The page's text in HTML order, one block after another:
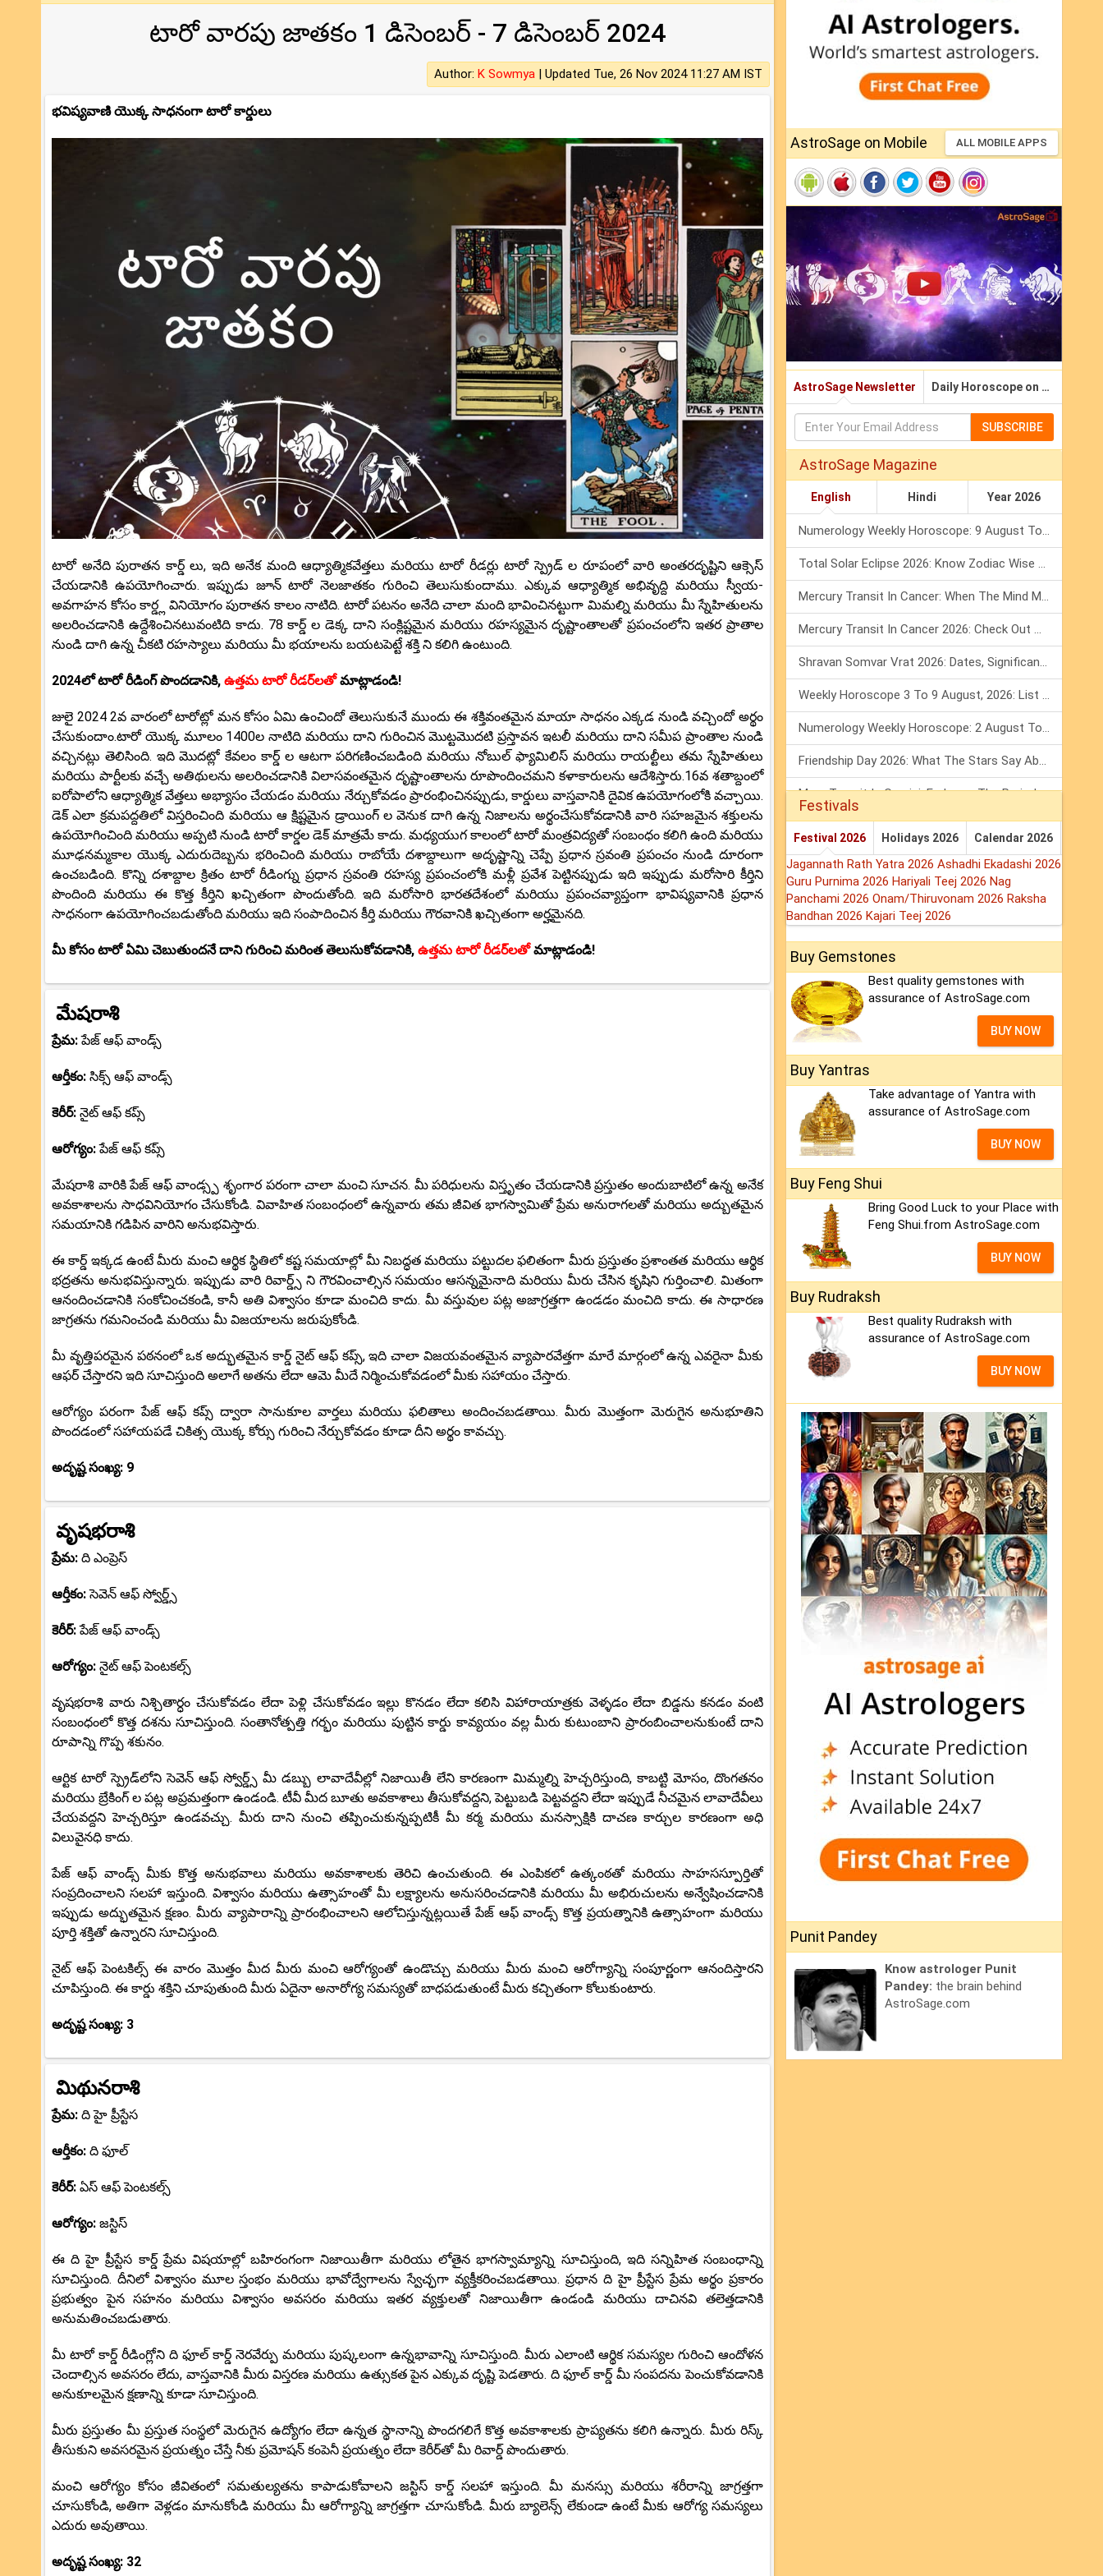
టారో వారపు జాతకం 1 డిసెంబర్ - 7 డిసెంబర్ 2024
Author: K Sowmya | Updated Tue, 26 Nov 2024 11:27 AM IST
భవిష్యవాణి యొక్క సాధనంగా టారో కార్డులు
టారో అనేది పురాతన కార్డ్ లు, ఇది అనేక మంది ఆధ్యాత్మికవేత్తలు మరియు టారో రీడర్లు టారో స్ప్రెడ్ ల రూపంలో వారి అంతరదృష్టిని ఆక్సెస్
చేయడానికి ఉపయోగించారు. ఇప్పుడు జూన్ టారో నెలజాతకం గురించి తెలుసుకుందాము. ఎక్కువ ఆధ్యాత్మిక అభివృద్ది మరియు స్వీయ-
అవగాహన కోసం కార్డ్ల వినియోగం పురాతన కాలం నాటిది. టారో పటనం అనేది చాలా మంది భావించినట్టుగా మిమల్ని మరియు మీ స్నేహితులను
అలరించడానికి ఉద్దేశించినటువంటిది కాదు. 78 కార్డ్ ల డెక్క దాని సంక్లిష్టమైన మరియు రహస్యమైన దృష్టాంతాలతో ప్రపంచంలోని ఇతర ప్రాతాల
నుండి దాగి ఉన్న చీకటి రహస్యాలు మరియు మీ భయాలను బయటపెట్టే శక్తి ని కలిగి ఉంటుంది.
2024లో టారో రీడింగ్ పొందడానికి, ఉత్తమ టారో రీడర్‌లతోమాట్లాడండి!
జులై 2024 2వ వారంలో టారోట్లో మన కోసం ఏమి ఉంచిందో తెలుసుకునే ముందు ఈ శక్తివంతమైన మాయా సాధనం ఎక్కడ నుండి వచ్చిందో అర్థం
చేసుకుందాం.టారో యొక్క మూలం 1400ల నాటిది మరియు దాని గురించిన మొట్టమొదటి ప్రస్తావన ఇటలీ మరియు దాని సమీప ప్రాంతాల నుండి
వచ్చినట్లు తెలిసింది. ఇది మొదట్లో కేవలం కార్డ్ ల ఆటగా పరిగణించబడింది మరియు నోబుల్ ఫ్యామిలిస్ మరియు రాయల్టీలు తమ స్నేహితులు
మరియు పార్టీలకు వచ్చే అతిథులను అలరించడానికి విలాసవంతమైన దృష్టాంతాలను రూపొందించమని కళాకారులను ఆదేశిస్తారు.16వ శతాబ్దంలో
ఐరోపాలోని ఆధ్యాత్మిక వేత్తలు అభ్యాసం చేయడం మరియు నేర్చుకోవడం ప్రారంభించినప్పుడు, కార్డులు వాస్తవానికి దైవిక ఉపయోగంలోకి వచ్చాయి.
డెక్ ఎలా క్రమపద్దతిలో విస్తరించింది మరియు ఆ క్షిష్టమైన డ్రాయింగ్ ల వెనుక దాగి ఉన్న నిజాలను అర్థంచేసుకోవడానికి వారి సహజమైన శక్తులను
ఉపయోగించింది మరియు అప్పటి నుండి టారో కార్డల డెక్ మాత్రమే కాదు. మధ్యయుగ కాలంలో టారో మంత్రవిద్యతో సంబంధం కలిగి ఉంది మరియు
మూఢనమ్మకాల యొక్క ఎదురుదెబ్బను భరించింది మరియు రాబోయే దశాబ్దాలుగా అదృష్టాన్ని చెప్పే ప్రధాన స్రవంతి ప్రపంచం నుండి దూరంగా
ఉంచబడింది. కొన్ని దశాబ్దాల క్రితం టారో రీడింగ్ను ప్రధాన స్రవంతి రహస్య ప్రపంచంలోకి మళ్లీ ప్రవేశ పెట్టినప్పుడు ఇది ఇప్పుడు మరోసారి కీర్తిని
పొందింది మరియు ఈ కొత్త కీర్తిని ఖచ్చితంగా పొందుతోంది. ఇది మరోసారి భారతదేశంలో మరియు ప్రపంచవ్యాప్తంగా భావిష్యవానికి ప్రధాన
సాధనంగా ఉపయోగించబడుతోంది మరియు ఇది సంపాదించిన కీర్తి మరియు గౌరవానికి ఖచ్చితంగా అర్హమైనది.
మీ కోసం టారో ఏమి చెబుతుందనే దాని గురించి మరింత తెలుసుకోవడానికి, ఉత్తమ టారో రీడర్‌లతోమాట్లాడండి!
మేషరాశి
ప్రేమ:పేజ్ ఆఫ్ వాండ్స్
ఆర్తీకం: సిక్స్ ఆఫ్ వాండ్స్
కెరీర్: నైట్ ఆఫ్ కప్స్
ఆరోగ్యం:పేజ్ ఆఫ్ కప్స్
మేషరాశి వారికి పేజ్ ఆఫ్ వాండ్స్ప శృంగార పరంగా చాలా మంచి సూచన. మీ పరిధులను విస్తృతం చేయడానికి ప్రస్తుతం అందుబాటిలో ఉన్న అనేక
అవకాశాలను సాధవినియోగం చేసుకోండి. వివాహిత సంబంధంలో ఉన్నవారు తమ జీవిత భాగస్వామితో ప్రేమ అనురాగలతో మరియు అద్బుతమైన
సమయానికి గడిపిన వారిని అనుభవిస్తారు.
ఈ కార్డ్ ఇక్కడ ఉంటే మీరు మంచి ఆర్థిక స్థితిలో కష్ట సమయాల్లో మీ నిబద్ధత మరియు పట్టుదల ఫలితంగా మీరు ప్రస్తుతం ప్రశాంతత మరియు ఆర్థిక
భద్రతను అనుభవిస్తున్నారు. ఇప్పుడు వారి రివార్డ్స్ ని గౌరవించాల్సిన సమయం ఆసన్నమైనాది మరియు మీరు చేసిన కృషిని గుర్తించాలి. మితంగా
ఆనందించడానికి సంకోచించకండి, కానీ అతి విశ్వాసం కూడా మంచిది కాదు. మీ వస్తువుల పట్ల అజాగ్రత్తగా ఉండడం మంచిది కాదు. ఈ సాధారణ
జాగ్రతను గమనించండి మరియు మీ విజయాలను జరుపుకోండి.
మీ వృత్తిపరమైన పఠనంలో ఒక అద్భుతమైన కార్డ్ నైట్ ఆఫ్ కప్స్, ఇది చాలా విజయవంతమైన వ్యాపారవేత్తగా మారే మార్గంలో ఉన్న ఎవరైనా మీకు
ఆఫర్ చేస్తారని ఇది సూచిస్తుంది అలాగే అతను లేదా ఆమె మీదే నిర్మించుకోవడంలో మీకు సహాయం చేస్తారు.
ఆరోగ్యం పరంగా పేజ్ ఆఫ్ కప్స్ ద్వారా సానుకూల వార్తలు మరియు ఫలితాలు అందించబడతాయి. మీరు మొత్తంగా మెరుగైన అనుభూతిని
పొందడంలో సహాయపడే చికిత్స యొక్క కోర్సు గురించి నేర్చుకోవడం కూడా దీని అర్థం కావచ్చు.
అదృష్ట సంఖ్య: 9
వృషభరాశి
ప్రేమ: ది ఎంప్రెస్
ఆర్తీకం:సెవెన్ ఆఫ్ స్వోర్డ్స్
కెరీర్:పేజ్ ఆఫ్ వాండ్స్
ఆరోగ్యం: నైట్ ఆఫ్ పెంటకల్స్
వృషభరాశి వారు నిశ్చితార్ధం చేసుకోవడం లేదా పెళ్లి చేసుకోవడం ఇల్లు కొనడం లేదా కలిసి విహారాయాత్రకు వెళ్ళడం లేదా బిడ్డను కనడం వంటి
సంబంధంలో కొత్త దశను సూచిస్తుంది. సంతానోత్పత్తి గర్భం మరియు పుట్టిన కార్డు కావ్యయం వల్ల మీరు కుటుంబాని ప్రారంబించాలనుకుంటే దాని
రూపాన్ని గొప్ప శకునం.
ఆర్టిక టారో స్ప్రెడ్‌లోని సెవెన్ ఆఫ్ స్వోర్డ్స్ మీ డబ్బు లావాదేవీల్లో నిజాయితీ లేని కారణంగా మిమ్మల్ని హెచ్చరిస్తుంది, కాబట్టి మోసం, దొంగతనం
మరియు బ్రేకింగ్ ల పట్ల అప్రమత్తంగా ఉండండి. టీవీ మీద బూతు అవకాశాలు తీసుకోవద్దని, పెట్టుబడి పెట్టవద్దని లేదా ఇప్పుడే నీచమైన లావాదేవీలు
చేయవద్దని హెచ్చరిస్తూ ఉండవచ్చు. మీరు దాని నుంచి తప్పించుకున్నప్పటికీ మీ కర్మ మరియు మనస్సాక్షికి దాచణ కార్చుల కారణంగా అధి
విలువైనధి కాదు.
పేజ్ ఆఫ్ వాండ్స్ మీకు కొత్త అనుభవాలు మరియు అవకాశాలకు తెరిచి ఉంచుతుంది. ఈ ఎంపికలో ఉత్కంఠతో మరియు సాహసస్పూర్తితో
సంప్రదించాలని సలహా ఇస్తుంది. విశ్వాసం మరియు ఉత్సాహంతో మీ లక్ష్యాలను అనుసరించడానికి మరియు మీ అభిరుచులను అన్వేషించడానికి
ఇప్పుడు అద్భుతమైన క్షణం. మీరు వ్యాపారాన్ని ప్రారంభించాలని ఆలోచిస్తున్నట్లయితే పేజ్ ఆఫ్ వాండ్స్ కొత్త ప్రయత్నానికి ఉత్సాహంగా మరియు
పూర్తి శక్తితో ఉన్నారని సూచిస్తుంది.
నైట్ ఆఫ్ పెంటకిల్స్ ఈ వారం మొత్తం మీద మీరు మంచి ఆరోగ్యంతో ఉండొచ్చు మరియు మీరు మంచి ఆరోగ్యాన్ని సంపూర్ణంగా ఆనందిస్తారని
చూపిస్తుంది. ఈ కార్డు శక్తిని చూపుతుంది మీరు ఏదైనా అనారోగ్య సమస్యతో బాధపడుతుంటే మీరు కచ్చితంగా కోలుకుంటారు.
అదృష్ట సంఖ్య: 3
మిథునరాశి
ప్రేమ: ది హై ప్రీస్టేస
ఆర్తీకం: ది ఫూల్
కెరీర్: ఏస్ ఆఫ్ పెంటకల్స్
ఆరోగ్యం: జస్టిస్
ఈ ది హై ప్రీస్టేస కార్డ్ ప్రేమ విషయాల్లో బహిరంగంగా నిజాయితీగా మరియు లోతైన భాగస్వామ్యాన్ని సూచిస్తుంది, ఇది సన్నిహిత సంబంధాన్ని
సూచిస్తుంది. దీనిలో విశ్వాసం మూల స్తంభం మరియు భావోద్వేగాలను స్వేచ్ఛగా వ్యక్తీకరించబడతాయి. ప్రధాన ది హై ప్రీస్టేస ప్రేమ అర్థం ప్రకారం
ప్రభుత్వం పైన సహనం మరియు విశ్వాసం అవసరం మరియు ఇతర వ్యక్తులతో నిజాయితీగా ఉండండి మరియు దాచినవి తలెత్తడానికి
అనుమతించబడుతారు.
మీ టారో కార్డ్ రీడింగ్లోని ది ఫూల్ కార్డ్ నెరవేర్పు మరియు పుష్కలంగా ఉన్నభావాన్ని సూచిస్తుంది. మీరు ఎలాంటి ఆర్థిక సమస్యల గురించి ఆందోళన
చెందాల్సిన అవసరం లేదు, వాస్తవానికి మీరు విస్తరణ మరియు ఉత్సుకత పైన ఎక్కువ దృష్టి పెడతారు. ది ఫూల్ కార్డ్ మీ సంపదను పెంచుకోవడానికి
అనుకూలమైన క్షణాన్ని కూడా సూచిస్తుంది.
మీరు ప్రస్తుతం మీ ప్రస్తుత సంస్థలో మెరుగైన ఉద్యోగం లేదా ఉన్నత స్థానాన్ని పొందగలిగే కొత్త అవకాశాలకు ప్రాప్యతను కలిగి ఉన్నారు. మీరు రిస్క్
తీసుకుని అవసరమైన ప్రయత్నం చేస్తే నీకు ప్రమోషన్ కంపెనీ ప్రయత్నం లేదా కెరీర్‌తో మీ రివార్డ్ పొందుతారు.
మంచి ఆరోగ్యం కోసం జీవితంలో సమతుల్యతను కాపాడుకోవాలని జస్టిస్ కార్డ్ సలహా ఇస్తుంది. మీ మనస్సు మరియు శరీరాన్ని జాగ్రత్తగా
చూసుకోండి, అతిగా వెళ్లడం మానుకోండి మరియు మీ ఆరోగ్యాన్ని జాగ్రత్తగా చూసుకోండి. మీరు బ్యాలెన్స్ లేకుండా ఉంటే మీకు ఆరోగ్య సమస్యలు
ఎదురు అవుతాయి.
అదృష్ట సంఖ్య: 32
AstroSage on Mobile ALL MOBILE APPS
AstroSage Newsletter Daily Horoscope on Email
SUBSCRIBE
AstroSage Magazine
English Hindi Year 2026
Numerology Weekly Horoscope: 9 August To 15 August, 2026
Total Solar Eclipse 2026: Know Zodiac Wise Prediction
Mercury Transit In Cancer: When The Mind Meets The Heart!
Mercury Transit In Cancer 2026: Check Out What It Brings For You
Shravan Somvar Vrat 2026: Dates, Significance & Rituals In August
Weekly Horoscope 3 To 9 August, 2026: List Of Fasts & Festivals
Numerology Weekly Horoscope: 2 August To 8 August, 2026
Friendship Day 2026: What The Stars Say About Your Best Friend!
Mars Transit In Gemini: Embrace The Period Full Of Energy & Intelligence
Festivals
Festival 2026 Holidays 2026 Calendar 2026
Jagannath Rath Yatra 2026 Ashadhi Ekadashi 2026
Guru Purnima 2026 Hariyali Teej 2026 Nag
Panchami 2026 Onam/Thiruvonam 2026 Raksha
Bandhan 2026 Kajari Teej 2026
Buy Gemstones
Best quality gemstones with
assurance of AstroSage.com
BUY NOW
Buy Yantras
Take advantage of Yantra with
assurance of AstroSage.com
BUY NOW
Buy Feng Shui
Bring Good Luck to your Place with
Feng Shui.from AstroSage.com
BUY NOW
Buy Rudraksh
Best quality Rudraksh with
assurance of AstroSage.com
BUY NOW
Punit Pandey
Know astrologer Punit
Pandey: the brain behind
AstroSage.com